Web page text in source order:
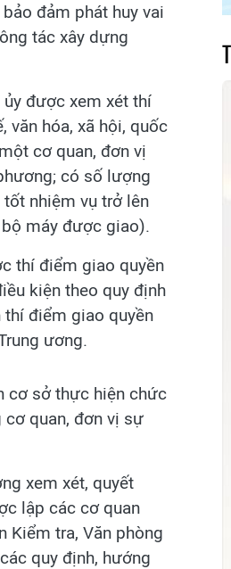
đảm phát huy vai
tác xây dựng
được xem xét thí
văn hóa, xã hội, quốc
cơ quan, đơn vị
có số lượng
nhiệm vụ trở lên
máy được giao).
thí điểm giao quyền
kiện theo quy định
thí điểm giao quyền
ương.
cơ sở thực hiện chức
cơ quan, đơn vị sự
xem xét, quyết
lập các cơ quan
Kiểm tra, Văn phòng
quy định, hướng